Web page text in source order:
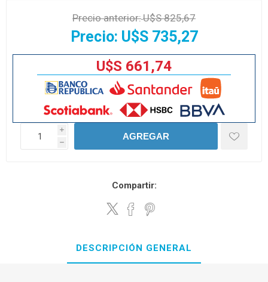
Precio anterior:U$S 825,67
Precio: U$S 735,27
U$S 661,74
i
h
AGREGAR
Compartir:
DESCRIPCIÓN GENERAL